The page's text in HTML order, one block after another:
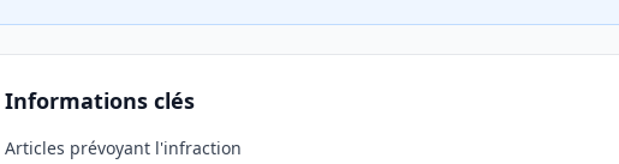
Informations clés
Articles prévoyant l'infraction